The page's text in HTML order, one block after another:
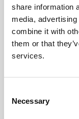
share information
media,
combine it with
them or that
services.
Selection
Necessary
SEMPLIFICA i
fasi di